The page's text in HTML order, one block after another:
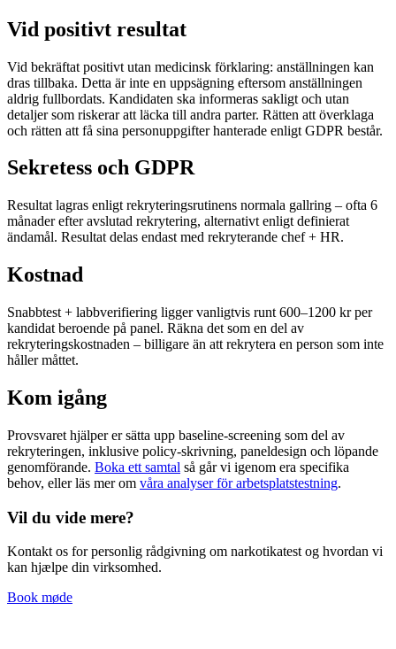
Vid positivt resultat
Vid bekräftat positivt utan medicinsk förklaring: anställningen kan
dras tillbaka. Detta är inte en uppsägning eftersom anställningen
aldrig fullbordats. Kandidaten ska informeras sakligt och utan
detaljer som riskerar att läcka till andra parter. Rätten att överklaga
och rätten att få sina personuppgifter hanterade enligt GDPR består.
Sekretess och GDPR
Resultat lagras enligt rekryteringsrutinens normala gallring – ofta 6
månader efter avslutad rekrytering, alternativt enligt definierat
ändamål. Resultat delas endast med rekryterande chef + HR.
Kostnad
Snabbtest + labbverifiering ligger vanligtvis runt 600–1200 kr per
kandidat beroende på panel. Räkna det som en del av
rekryteringskostnaden – billigare än att rekrytera en person som inte
håller måttet.
Kom igång
Provsvaret hjälper er sätta upp baseline-screening som del av
rekryteringen, inklusive policy-skrivning, paneldesign och löpande
genomförande. Boka ett samtal så går vi igenom era specifika
behov, eller läs mer om våra analyser för arbetsplatstestning.
Vil du vide mere?
Kontakt os for personlig rådgivning om narkotikatest og hvordan vi
kan hjælpe din virksomhed.
Book møde